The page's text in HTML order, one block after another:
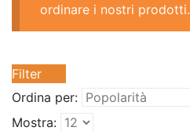
ordinare i nostri prodotti.
Filter
Ordina per:
Mostra: